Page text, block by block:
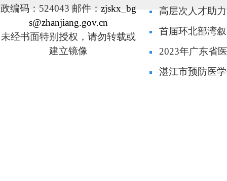
高层次人才助
首届环北部湾
2023年广东省
湛江市预防医
政编码：524043 邮件： zjskx_bg
s@zhanjiang.gov.cn
未经书面特别授权，请勿转载或
建立镜像